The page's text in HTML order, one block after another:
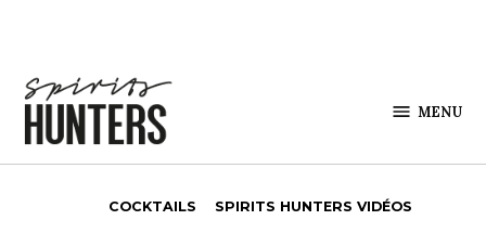
MENU
COCKTAILS SPIRITS HUNTERS VIDÉOS